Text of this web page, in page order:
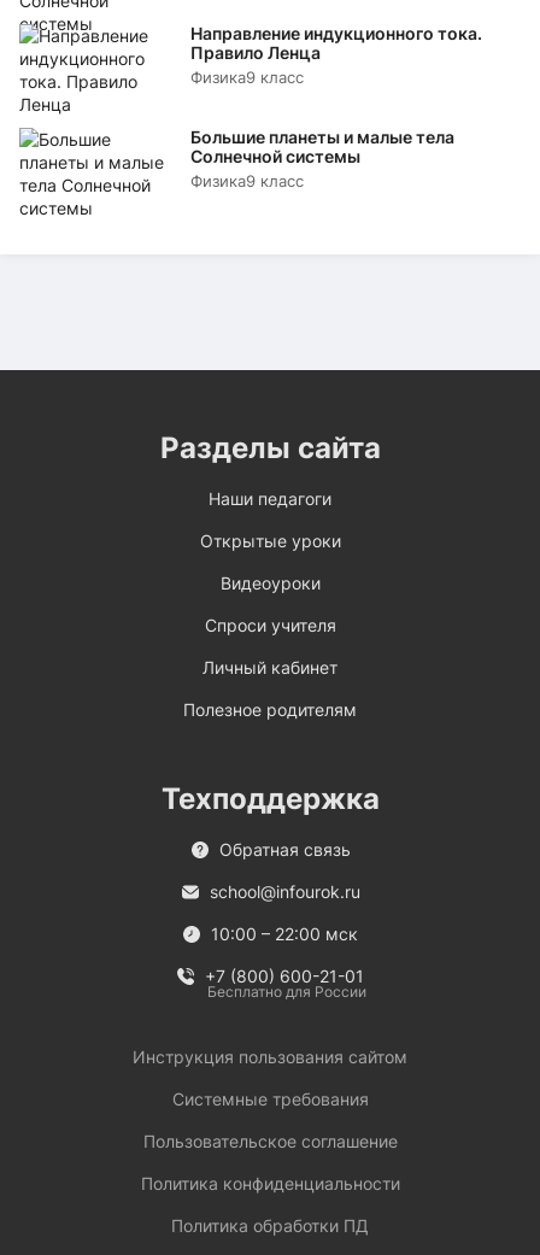
Направление индукционного тока.
Правило Ленца
Физика9 класс
Большие планеты и малые тела
Солнечной системы
Физика9 класс
Разделы сайта
Наши педагоги
Открытые уроки
Видеоуроки
Спроси учителя
Личный кабинет
Полезное родителям
Техподдержка
Обратная связь
school@infourok.ru
10:00 – 22:00 мск
+7 (800) 600-21-01
Бесплатно для России
Инструкция пользования сайтом
Системные требования
Пользовательское соглашение
Политика конфиденциальности
Политика обработки ПД